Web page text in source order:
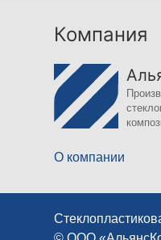
Компания
О компании